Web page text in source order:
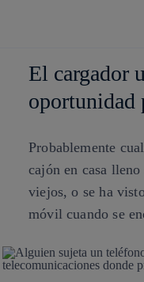
El cargador
oportunidad
Probablemente
cajón en casa
viejos, o se ha
móvil cuando se